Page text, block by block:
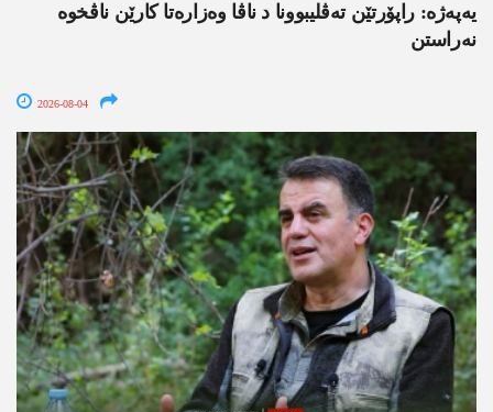
یەپەژە: راپۆرتێن تەڤلیبوونا د ناڤا وەزارەتا کارێن ناڤخوە
نەراستن
2026-08-04